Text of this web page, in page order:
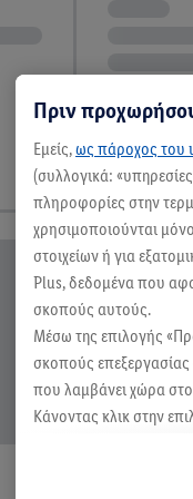
Πριν
Εμείς,ως πάροχος του
(συλλογικά:
πληροφορίες στην
χρησιμοποιούνται
στοιχείων ή για
Plus, δεδομένα που
σκοπούς αυτούς.
Μέσω της επιλογής
σκοπούς επεξεργασίας
που λαμβάνει χώρα στο
Κάνοντας κλικ στην
Περαιτέρω